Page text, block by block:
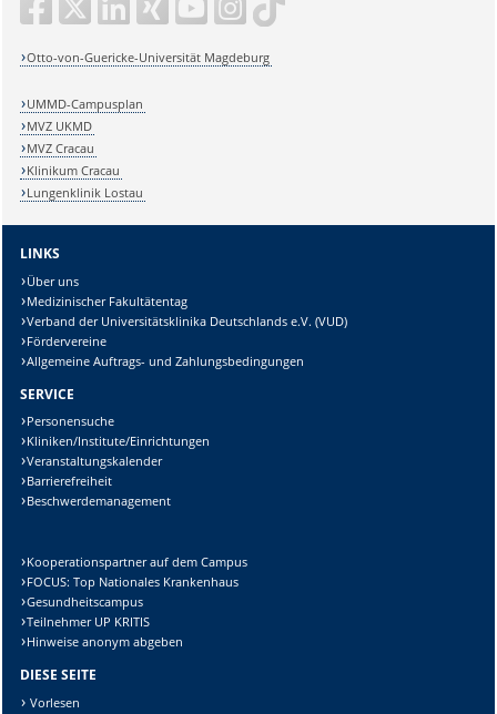
Otto-von-Guericke-Universität Magdeburg
UMMD-Campusplan
MVZ UKMD
MVZ Cracau
Klinikum Cracau
Lungenklinik Lostau
LINKS
Über uns
Medizinischer Fakultätentag
Verband der Universitätsklinika Deutschlands e.V. (VUD)
Fördervereine
Allgemeine Auftrags- und Zahlungsbedingungen
SERVICE
Personensuche
Kliniken/Institute/Einrichtungen
Veranstaltungskalender
Barrierefreiheit
Beschwerdemanagement
Kooperationspartner auf dem Campus
FOCUS: Top Nationales Krankenhaus
Gesundheitscampus
Teilnehmer UP KRITIS
Hinweise anonym abgeben
DIESE SEITE
Vorlesen